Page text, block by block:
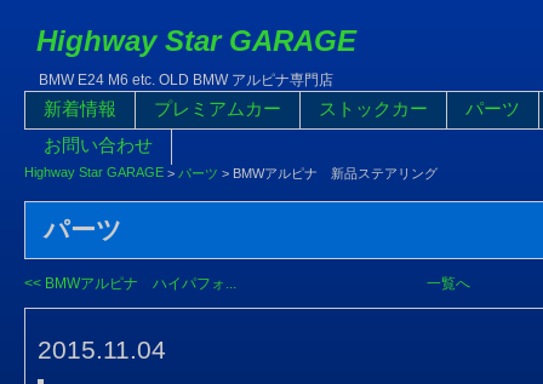
Highway Star GARAGE
BMW E24 M6 etc. OLD BMW アルピナ専門店
新着情報 プレミアムカー ストックカー
パーツ
お問い合わせ
Highway Star GARAGE > パーツ > BMWアルピナ 新品ステアリング
パーツ
<< BMWアルピナ ハイパフォ... 一覧へ
2015.11.04